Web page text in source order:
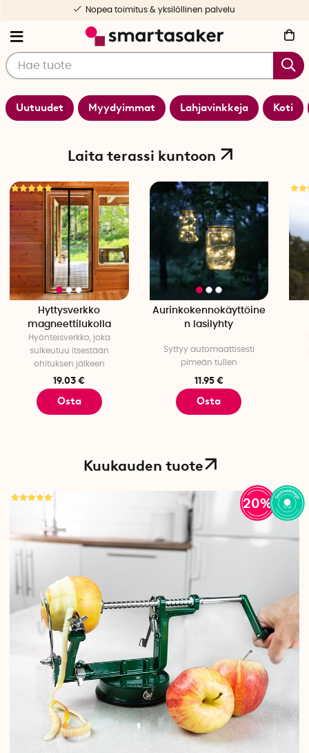
Nopea toimitus & yksilöllinen palvelu
Uutuudet Myydyimmat Lahjavinkkeja Koti
Hyttysverkko
magneettilukolla
Hyönteisverkko, joka
sulkeutuu itsestään
ohituksen jälkeen
19.03 €
Osta
Aurinkokennokäyttöine
n lasilyhty
Syttyy automaattisesti
pimeän tullen
11.95 €
Osta
Laita terassi kuntoon
20%
Kuukauden tuote